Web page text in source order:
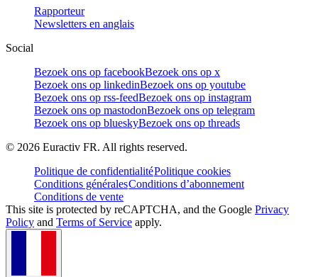
Rapporteur
Newsletters en anglais
Social
Bezoek ons op facebookBezoek ons op x
Bezoek ons op linkedinBezoek ons op youtube
Bezoek ons op rss-feedBezoek ons op instagram
Bezoek ons op mastodonBezoek ons op telegram
Bezoek ons op blueskyBezoek ons op threads
© 2026 Euractiv FR. All rights reserved.
Politique de confidentialitéPolitique cookies
Conditions généralesConditions d’abonnement
Conditions de vente
This site is protected by reCAPTCHA, and the Google Privacy
Policy and Terms of Service apply.